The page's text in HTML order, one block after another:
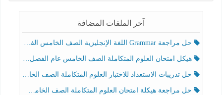
آخر الملفات المضافة
حل مراجعة Grammar اللغة الإنجليزية الصف الخامس الفصل الثالث
هيكل امتحان العلوم المتكاملة الصف الخامس عام الفصل الدراسي الثالث 2025-2026
حل تدريبات الاستعداد للاختبار العلوم المتكاملة الصف الخامس عام الفصل الثالث
حل مراجعة هيكلة امتحان العلوم المتكاملة الصف الخامس انسبير الفصل الثالث